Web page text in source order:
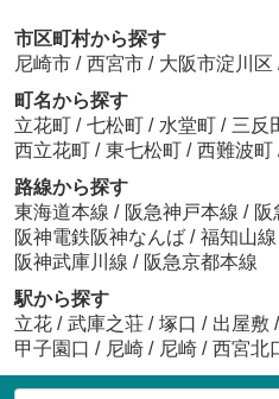
市区町村から探す
尼崎市 / 西宮市 / 大阪市淀川区
町名から探す
立花町 / 七松町 / 水堂町 / 三反
西立花町 / 東七松町 / 西難波町
路線から探す
東海道本線 / 阪急神戸本線 / 阪
阪神電鉄阪神なんば / 福知山線
阪神武庫川線 / 阪急京都本線
駅から探す
立花 / 武庫之荘 / 塚口 / 出屋敷 /
甲子園口 / 尼崎 / 尼崎 / 西宮北